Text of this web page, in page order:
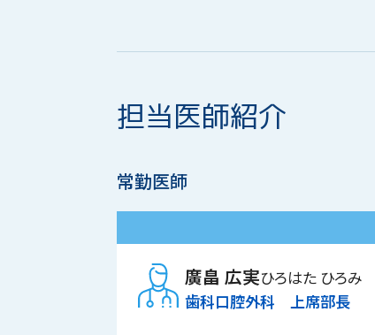
担当医師紹介
常勤医師
廣畠 広実ひろはた ひろみ
歯科口腔外科 上席部長